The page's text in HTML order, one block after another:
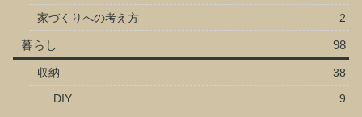
家づくりへの考え方
2
暮らし 98
収納
38
DIY
9